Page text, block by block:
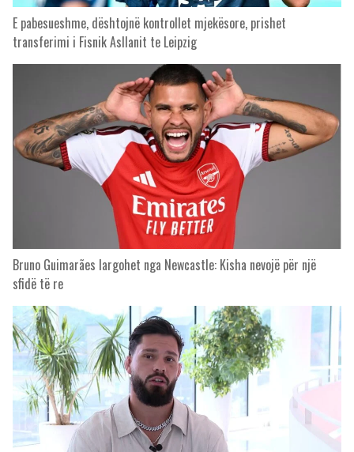
E pabesueshme, dështojnë kontrollet mjekësore, prishet
transferimi i Fisnik Asllanit te Leipzig
Bruno Guimarães largohet nga Newcastle: Kisha nevojë për një
sfidë të re